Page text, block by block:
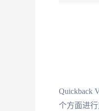
Quickback
个方面进